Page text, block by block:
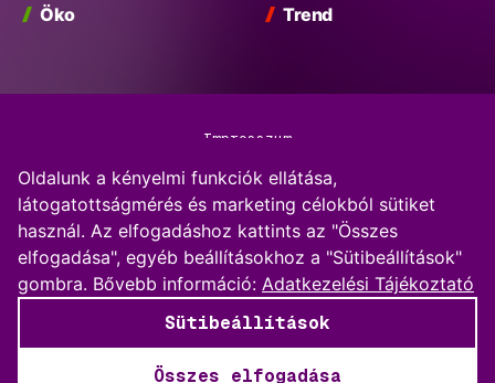
Öko Trend
© 2026 BP Vibe
Impresszum
Adatkezelési Tájékoztató
Kommentkezelési szabályzat
Sütibeállítások
Oldalunk a kényelmi funkciók ellátása,
látogatottságmérés és marketing célokból sütiket
használ. Az elfogadáshoz kattints az "Összes
elfogadása", egyéb beállításokhoz a "Sütibeállítások"
gombra. Bővebb információ: Adatkezelési Tájékoztató
Sütibeállítások
Összes elfogadása